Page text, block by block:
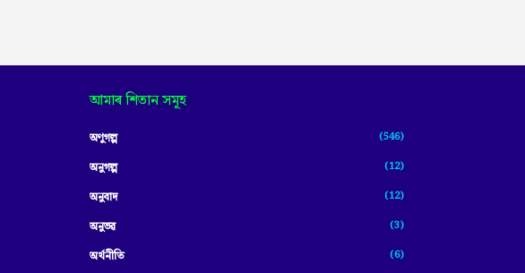
আমাৰ শিতান সমূহ
অণুগল্প (546)
অনুগল্প (12)
অনুবাদ (12)
অনুভৱ (3)
অৰ্থনীতি (6)